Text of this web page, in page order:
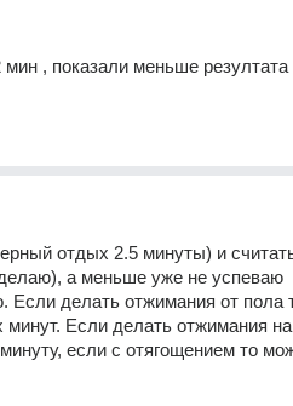
, показали меньше резултата
отдых 2.5 минуты) и
а меньше уже не успеваю
Если делать отжимания от пола
Если делать отжимания
если с отягощением то